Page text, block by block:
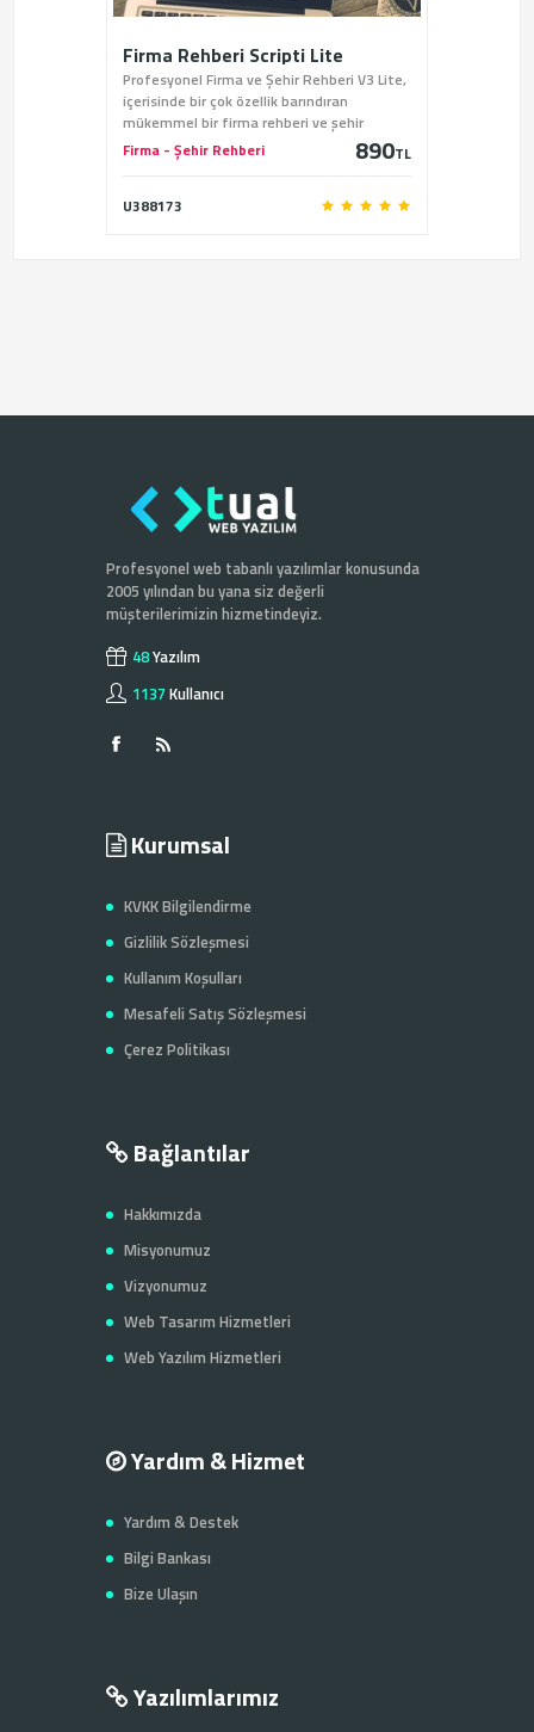
Firma Rehberi Scripti Lite
Profesyonel Firma ve Şehir Rehberi V3 Lite,
içerisinde bir çok özellik barındıran
mükemmel bir firma rehberi ve şehir
rehberi scriptidir.
Firma - Şehir Rehberi 890TL
U388173
Profesyonel web tabanlı yazılımlar konusunda
2005 yılından bu yana siz değerli
müşterilerimizin hizmetindeyiz.
48Yazılım
1137Kullanıcı
Kurumsal
KVKK Bilgilendirme
Gizlilik Sözleşmesi
Kullanım Koşulları
Mesafeli Satış Sözleşmesi
Çerez Politikası
Bağlantılar
Hakkımızda
Misyonumuz
Vizyonumuz
Web Tasarım Hizmetleri
Web Yazılım Hizmetleri
Yardım & Hizmet
Yardım & Destek
Bilgi Bankası
Bize Ulaşın
Yazılımlarımız